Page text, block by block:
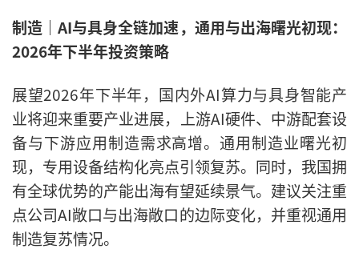
制造｜AI与具身全链加速，通用与出海曙光初现：
2026年下半年投资策略
展望2026年下半年，国内外AI算力与具身智能产
业将迎来重要产业进展，上游AI硬件、中游配套设
备与下游应用制造需求高增。通用制造业曙光初
现，专用设备结构化亮点引领复苏。同时，我国拥
有全球优势的产能出海有望延续景气。建议关注重
点公司AI敞口与出海敞口的边际变化，并重视通用
制造复苏情况。